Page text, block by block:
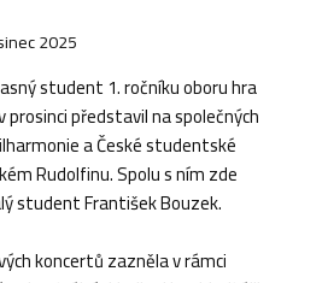
2025
student 1. ročníku oboru hra
prosinci představil na společných
a České studentské
Rudolfinu. Spolu s ním zde
student František Bouzek.
koncertů zazněla v rámci